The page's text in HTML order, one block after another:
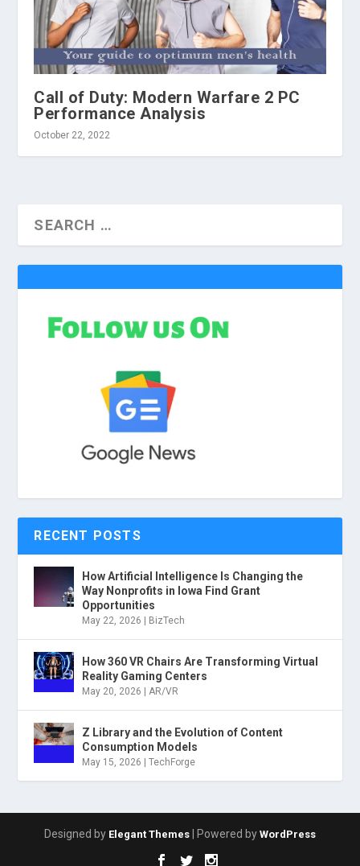
Call of Duty: Modern Warfare 2 PC
Performance Analysis
October 22, 2022
RECENT POSTS
How Artificial Intelligence Is Changing the
Way Nonprofits in Iowa Find Grant
Opportunities
May 22, 2026 BizTech
How 360 VR Chairs Are Transforming Virtual
Reality Gaming Centers
May 20, 2026 |AR/VR
Z Library and the Evolution of Content
Consumption Models
May 15, 2026 |TechForge
Designed by Elegant Themes | Powered by WordPress